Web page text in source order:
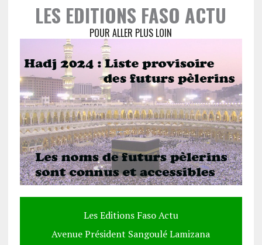
LES EDITIONS FASO ACTU
POUR ALLER PLUS LOIN
Les Editions Faso Actu
Avenue Président Sangoulé Lamizana